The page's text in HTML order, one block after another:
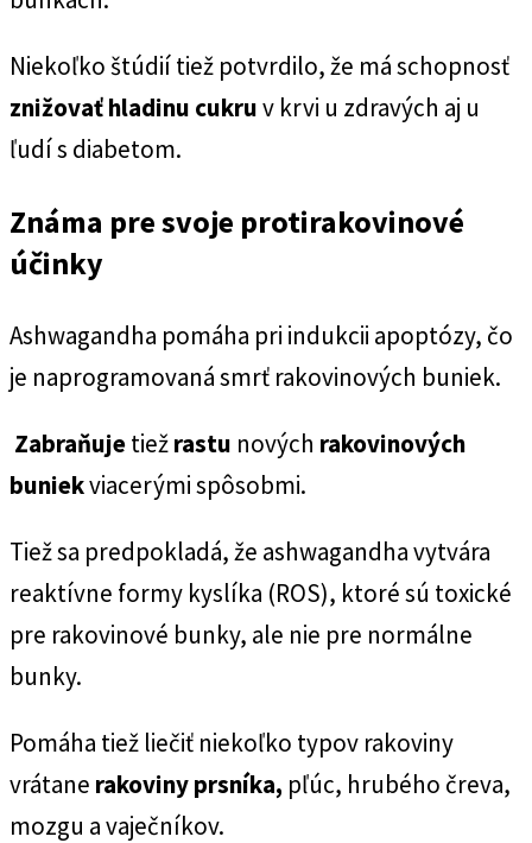
Niekoľko štúdií tiež potvrdilo, že má schopnosť
znižovať hladinu cukruv krvi u zdravých aj u
ľudí s diabetom.
Známa pre svoje protirakovinové
účinky
Ashwagandha pomáha pri indukcii apoptózy, čo
je naprogramovaná smrť rakovinových buniek.
Zabraňujetiežrastu nových rakovinových
buniekviacerými spôsobmi.
Tiež sa predpokladá, že ashwagandha vytvára
reaktívne formy kyslíka (ROS), ktoré sú toxické
pre rakovinové bunky, ale nie pre normálne
bunky.
Pomáha tiež liečiť niekoľko typov rakoviny
vrátane rakoviny prsníka, pľúc, hrubého čreva,
mozgu a vaječníkov.